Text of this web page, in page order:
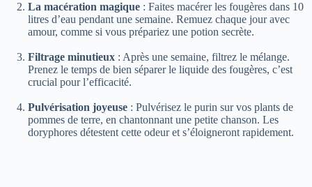
La macération magique : Faites macérer les fougères dans 10
litres d’eau pendant une semaine. Remuez chaque jour avec
amour, comme si vous prépariez une potion secrète.
Filtrage minutieux : Après une semaine, filtrez le mélange.
Prenez le temps de bien séparer le liquide des fougères, c’est
crucial pour l’efficacité.
Pulvérisation joyeuse : Pulvérisez le purin sur vos plants de
pommes de terre, en chantonnant une petite chanson. Les
doryphores détestent cette odeur et s’éloigneront rapidement.